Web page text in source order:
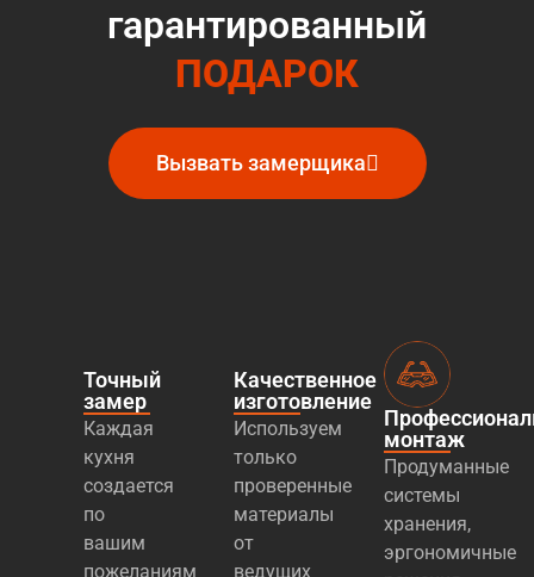
гарантированный
ПОДАРОК
Вызвать замерщика
Точный
замер
Каждая
кухня
создается
по
вашим
пожеланиям
Качественное
изготовление
Используем
только
проверенные
материалы
от
ведущих
монтаж
Продуманные
системы
хранения,
эргономичные